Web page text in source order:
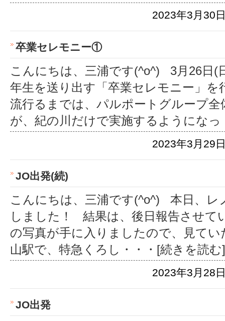
2023年3月30
卒業セレモニー①
こんにちは、三浦です(^o^) 3月26日(
年生を送り出す「卒業セレモニー」
流行るまでは、パルポートグループ
が、紀の川だけで実施するようになっ
2023年3月29
JO出発(続)
こんにちは、三浦です(^o^) 本日、レ
しました！ 結果は、後日報告させて
の写真が手に入りましたので、見て
山駅で、特急くろし ・・・[続きを読む]
2023年3月28
JO出発